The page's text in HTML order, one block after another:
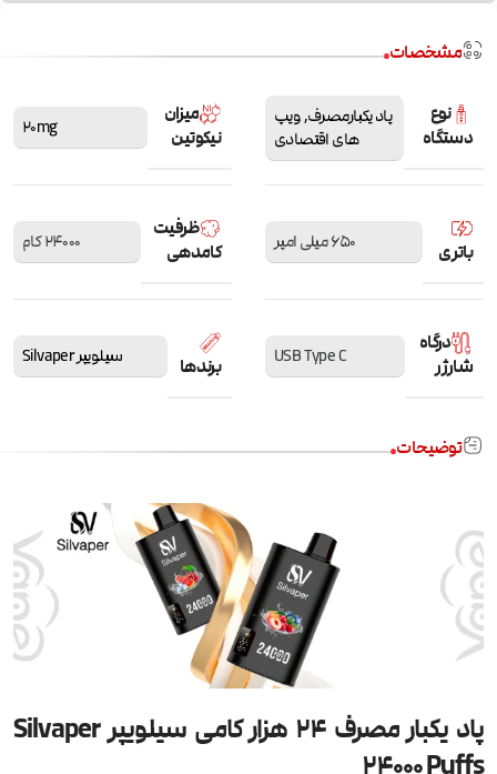
مشخصات
نوع
دستگاه
پاد یکبارمصرف,ویپ
های اقتصادی
میزان
نیکوتین
20mg
باتری 650 میلی امپر
ظرفیت
کامدهی
24000 کام
درگاه
شارژر
USB Type C برندها سیلویپر Silvaper
توضیحات
پاد یکبار مصرف 24 هزار کامی سیلویپر Silvaper
24000 Puffs